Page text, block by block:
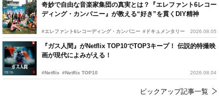
奇妙で自由な音楽家集団の真実とは？『エレファント6レコー
ディング・カンパニー』が教える“好き”を貫くDIY精神
#エレファント6レコーディング・カンパニー #ドキュメンタリー 2026.08.05
『ガス人間』がNetflix TOP10でTOP3キープ！ 伝説的特撮映
画が現代によみがえる！
#Netflix #Netflix TOP10 2026.08.04
ピックアップ記事一覧